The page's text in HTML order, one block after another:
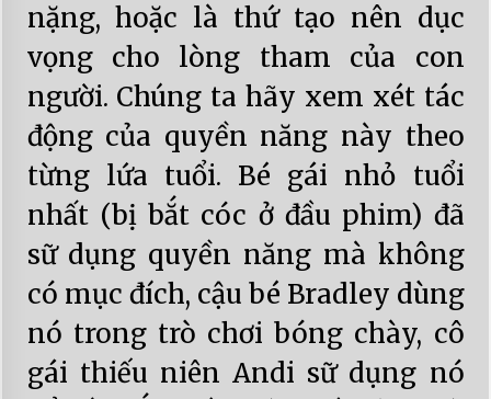
nặng, hoặc là thứ tạo nên dục
vọng cho lòng tham của con
người. Chúng ta hãy xem xét tác
động của quyền năng này theo
từng lứa tuổi. Bé gái nhỏ tuổi
nhất (bị bắt cóc ở đầu phim) đã
sữ dụng quyền năng mà không
có mục đích, cậu bé Bradley dùng
nó trong trò chơi bóng chày, cô
gái thiếu niên Andi sữ dụng nó